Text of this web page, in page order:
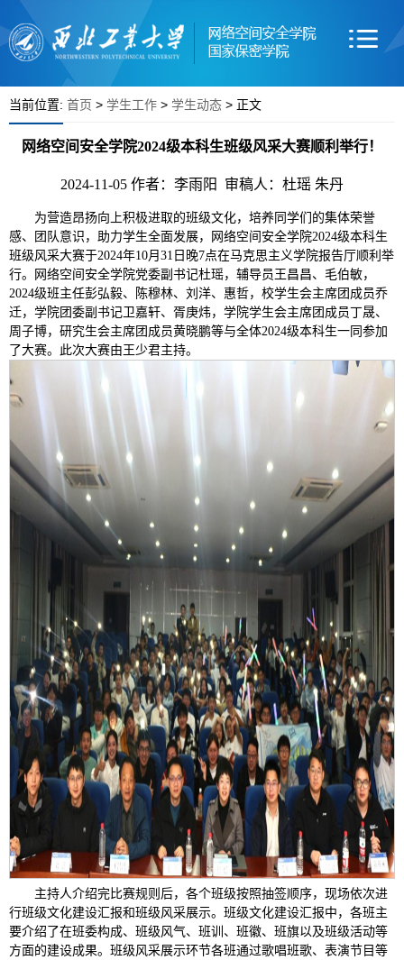
当前位置: 首页 > 学生工作 > 学生动态 > 正文
网络空间安全学院2024级本科生班级风采大赛顺利举行！
2024-11-05 作者：李雨阳 审稿人：杜瑶 朱丹
为营造昂扬向上积极进取的班级文化，培养同学们的集体荣誉
感、团队意识，助力学生全面发展，网络空间安全学院2024级本科生
班级风采大赛于2024年10月31日晚7点在马克思主义学院报告厅顺利举
行。网络空间安全学院党委副书记杜瑶，辅导员王昌昌、毛伯敏，
2024级班主任彭弘毅、陈穆林、刘洋、惠哲，校学生会主席团成员乔
迁，学院团委副书记卫嘉轩、胥庚炜，学院学生会主席团成员丁晟、
周子博，研究生会主席团成员黄晓鹏等与全体2024级本科生一同参加
了大赛。此次大赛由王少君主持。
主持人介绍完比赛规则后，各个班级按照抽签顺序，现场依次进
行班级文化建设汇报和班级风采展示。班级文化建设汇报中，各班主
要介绍了在班委构成、班级风气、班训、班徽、班旗以及班级活动等
方面的建设成果。班级风采展示环节各班通过歌唱班歌、表演节目等